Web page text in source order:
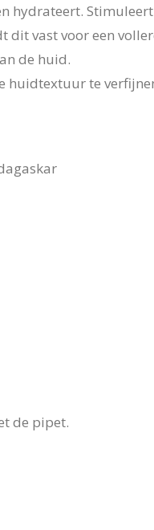
hydrateert.
dit vast voor een
de huid.
huidtextuur te
de pipet.